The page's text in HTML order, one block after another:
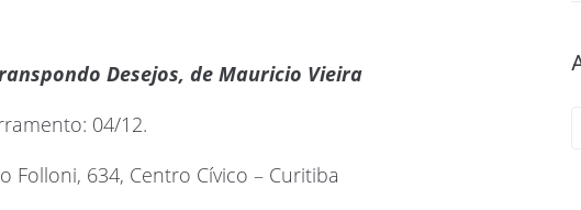
Desejos, de Mauricio Vieira
04/12.
Folloni, 634, Centro Cívico – Curitiba